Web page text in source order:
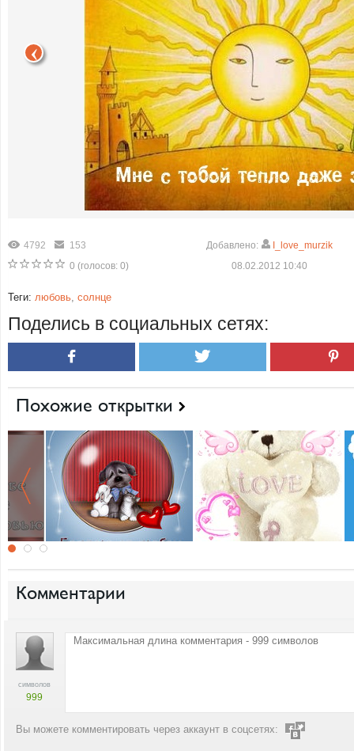
4792
153
0 (голосов: 0)
Добавлено:
I_love_murzik
08.02.2012 10:40
Теги: любовь, солнце
Поделись в социальных сетях:
Похожие открытки
Комментарии
символов
999
Вы можете комментировать через аккаунт в соцсетях: